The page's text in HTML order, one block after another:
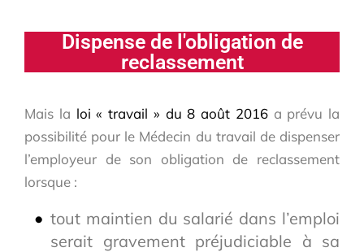
Dispense de l'obligation de
reclassement
Mais la loi « travail » du 8 août 2016a prévu la
possibilité pour le Médecin du travail de dispenser
l’employeur de son obligation de reclassement
lorsque :
tout maintien du salarié dans l’emploi
serait gravement préjudiciable à sa